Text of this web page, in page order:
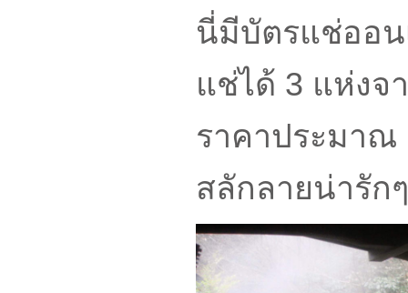
นี่มีบัตรแช่ออน
แช่ได้ 3 แห่งจ
ราคาประมาณ
สลักลายน่ารัก